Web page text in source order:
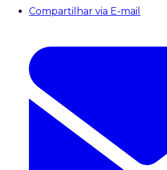
Compartilhar via E-mail